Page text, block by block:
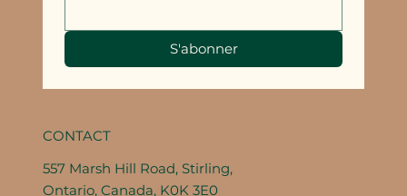
S'abonner
CONTACT
557 Marsh Hill Road, Stirling,
Ontario, Canada, K0K 3E0